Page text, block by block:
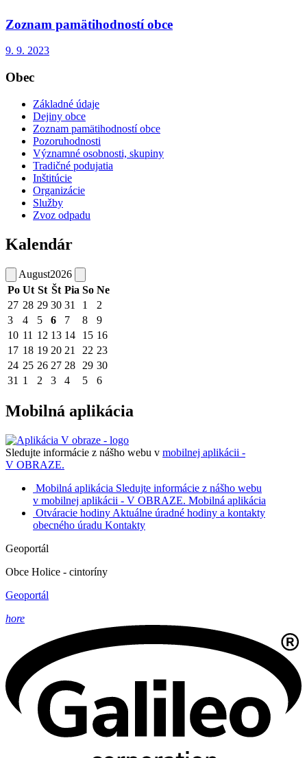
Zoznam pamätihodností obce
9. 9. 2023
Obec
Základné údaje
Dejiny obce
Zoznam pamätihodností obce
Pozoruhodnosti
Významné osobnosti, skupiny
Tradičné podujatia
Inštitúcie
Organizácie
Služby
Zvoz odpadu
Kalendár
August2026
Po Ut St Št Pia So Ne
27 28 29 30 31 1
2
3
4 5 6 7 8
9
10 11 12 13 14 15 16
17 18 19 20 21 22 23
24 25 26 27 28 29 30
31 1 2 3 4 5 6
Mobilná aplikácia
Sledujte informácie z nášho webu v mobilnej aplikácii -
V OBRAZE.
Mobilná aplikácia Sledujte informácie z nášho webu
v mobilnej aplikácii - V OBRAZE. Mobilná aplikácia
Otváracie hodiny Aktuálne úradné hodiny a kontakty
obecného úradu Kontakty
Geoportál
Obce Holice - cintoríny
Geoportál
hore